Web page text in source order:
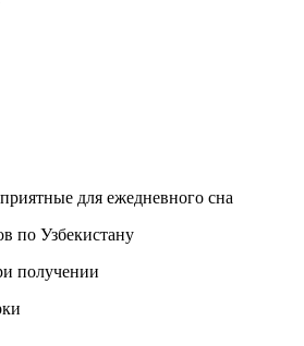
для ежедневного сна
по Узбекистану
получении